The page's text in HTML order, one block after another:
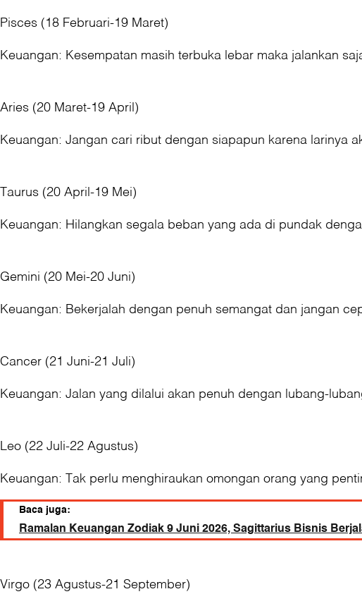
Pisces (18 Februari-19 Maret)
Keuangan: Kesempatan masih terbuka lebar maka jalankan
Aries (20 Maret-19 April)
Keuangan: Jangan cari ribut dengan siapapun karena larinya
Taurus (20 April-19 Mei)
Keuangan: Hilangkan segala beban yang ada di pundak
Gemini (20 Mei-20 Juni)
Keuangan: Bekerjalah dengan penuh semangat dan jangan
Cancer (21 Juni-21 Juli)
Keuangan: Jalan yang dilalui akan penuh dengan lubang-
Leo (22 Juli-22 Agustus)
Keuangan: Tak perlu menghiraukan omongan orang yang
Baca juga:
Ramalan Keuangan Zodiak 9 Juni 2026, Sagittarius Bisnis
Virgo (23 Agustus-21 September)